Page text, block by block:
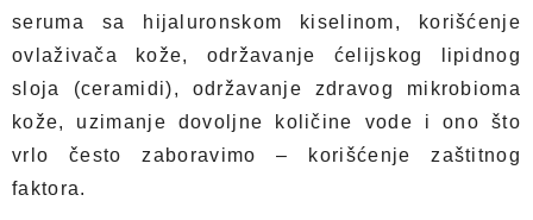
seruma sa hijaluronskom kiselinom, korišćenje
ovlaživača kože, održavanje ćelijskog lipidnog
sloja (ceramidi), održavanje zdravog mikrobioma
kože, uzimanje dovoljne količine vode i ono što
vrlo često zaboravimo – korišćenje zaštitnog
faktora.